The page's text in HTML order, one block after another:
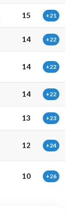
15 +21
14 +22
14 +22
14 +22
13 +23
12 +24
10 +26